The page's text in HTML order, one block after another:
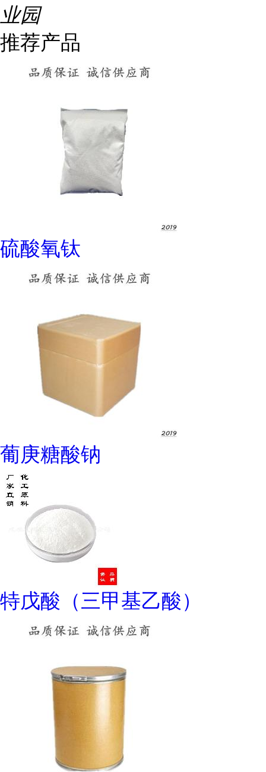
业园
推荐产品
硫酸氧钛
葡庚糖酸钠
特戊酸（三甲基乙酸）